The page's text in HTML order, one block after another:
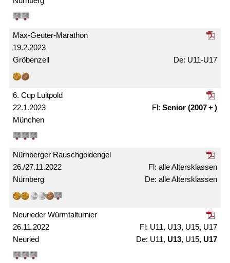
19.2.2023
Max-Geuter-Marathon
Gröbenzell U11-U17
22.1.2023
6. Cup Luitpold
München
Senior (2007 + )
26./27.11.2022
Nürnberger Rausch­gold­engel
Nürnberg
alle Alters­klassen
alle Alters­klassen
26.11.2022
Neurieder Würmtal­turnier
Neuried
U11, U13, U15, U17
U11, U13, U15, U17